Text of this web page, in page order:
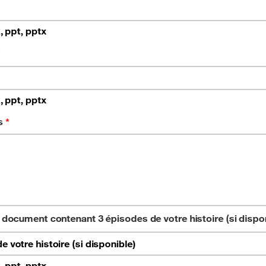
ppt, pptx
ppt, pptx
*
contenant 3 épisodes de votre histoire (si
votre histoire (si disponible)